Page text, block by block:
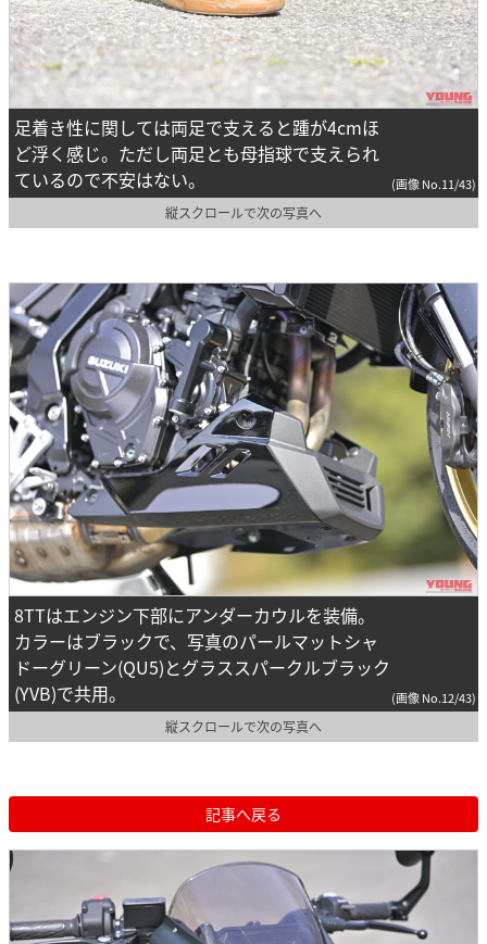
足着き性に関しては両足で支えると踵が4cmほ
ど浮く感じ。ただし両足とも母指球で支えられ
ているので不安はない。
(画像 No.11/43)
縦スクロールで次の写真へ
8TTはエンジン下部にアンダーカウルを装備。
カラーはブラックで、写真のパールマットシャ
ドーグリーン(QU5)とグラススパークルブラック
(YVB)で共用。
(画像 No.12/43)
縦スクロールで次の写真へ
記事へ戻る